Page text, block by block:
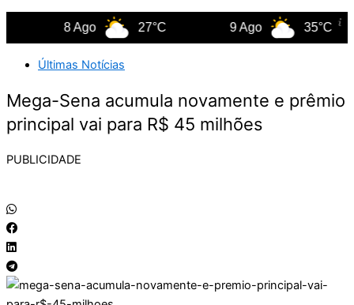
8 Ago 27°C 9 Ago 35°C
Últimas Notícias
Mega-Sena acumula novamente e prêmio
principal vai para R$ 45 milhões
PUBLICIDADE